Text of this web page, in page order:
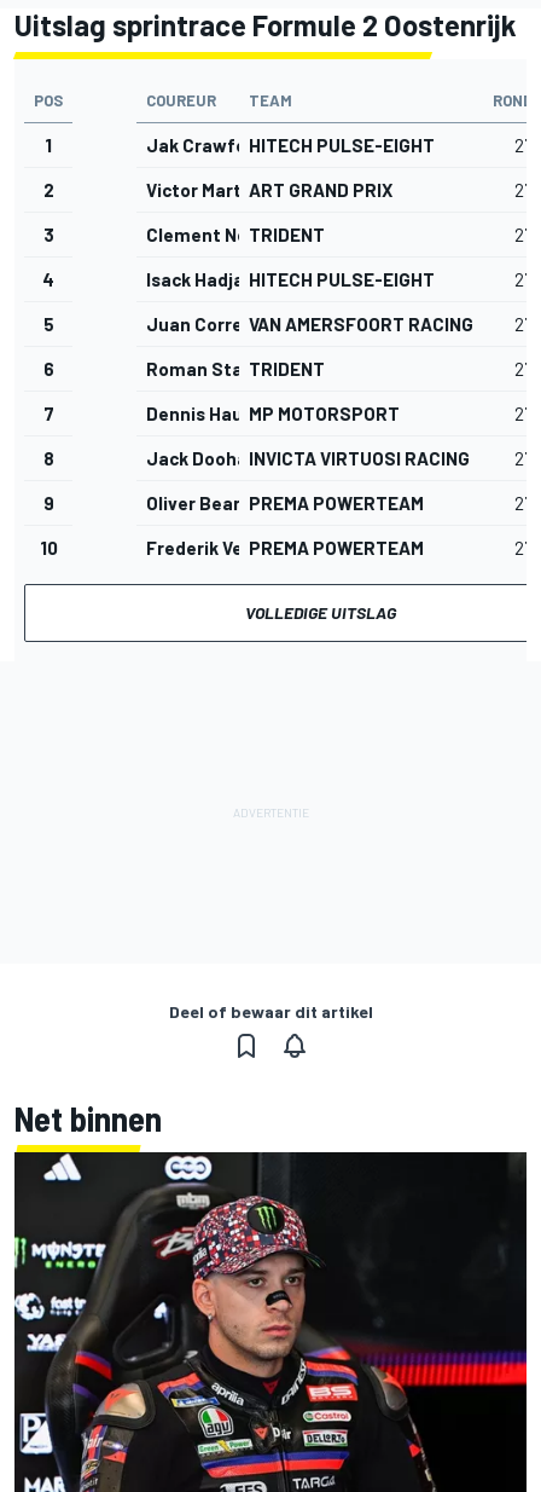
Uitslag sprintrace Formule 2 Oostenrijk
POS COUREUR TEAM
1 Jak CrawfordHITECH PULSE-EIGHT 27
2 Victor MartinsART GRAND PRIX 27
3 Clement Novalak
TRIDENT 27
4 Isack HadjarHITECH PULSE-EIGHT 27
5 Juan CorreaVAN AMERSFOORT RACING 27
6 Roman StanekTRIDENT 27
7 Dennis HaugerMP MOTORSPORT 27
8 Jack DoohanINVICTA VIRTUOSI RACING 27
9 Oliver BearmanPREMA POWERTEAM 27
10 Frederik VestiPREMA POWERTEAM 27
VOLLEDIGE UITSLAG
Deel of bewaar dit artikel
Net binnen